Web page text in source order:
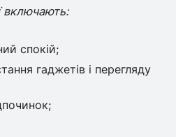
включають:
спокій;
гаджетів і перегляду